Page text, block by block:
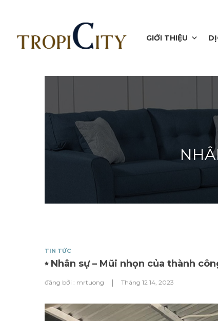
GIỚI THIỆU
TIN TỨC
Nhân sự – Mũi nhọn của thành
đăng bởi : mrtuong | Tháng 12 14, 2023